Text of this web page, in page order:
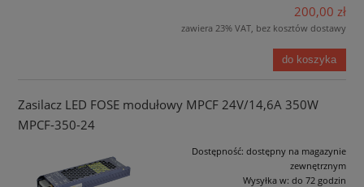
200,00 zł
zawiera 23% VAT, bez kosztów dostawy
do koszyka
Zasilacz LED FOSE modułowy MPCF 24V/14,6A 350W
MPCF-350-24
Dostępność: dostępny na magazynie
zewnętrznym
Wysyłka w: do 72 godzin